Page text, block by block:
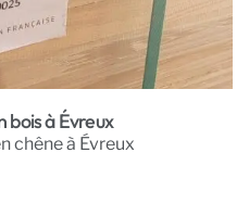
bois à Évreux
chêne à Évreux